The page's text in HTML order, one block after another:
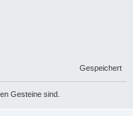
Gespeichert
Gesteine sind.